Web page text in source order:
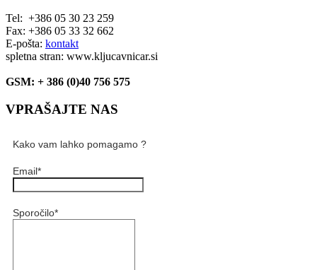
Tel: +386 05 30 23 259
Fax: +386 05 33 32 662
E-pošta: kontakt
spletna stran: www.kljucavnicar.si
GSM: + 386 (0)40 756 575
VPRAŠAJTE NAS
Kako vam lahko pomagamo ?
Email*
Sporočilo*